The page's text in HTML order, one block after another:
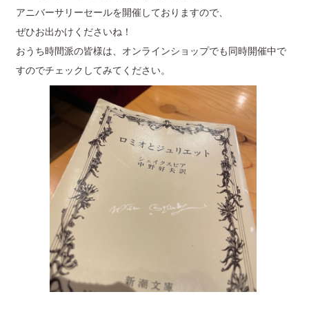
アニバーサリーセールを開催しておりますので、
ぜひお出かけくださいね！
おうち時間派の皆様は、オンラインショップでも同時開催中で
すのでチェックしてみてください。